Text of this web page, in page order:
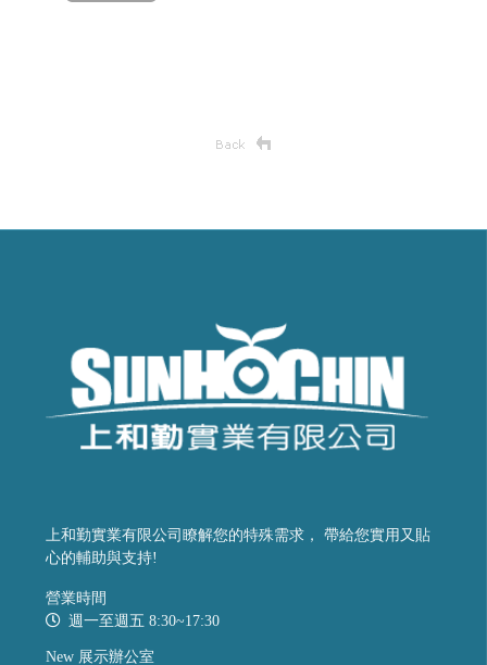
上和勤實業有限公司瞭解您的特殊需求， 帶給您實用又貼
心的輔助與支持!
營業時間
週一至週五 8:30~17:30
New 展示辦公室